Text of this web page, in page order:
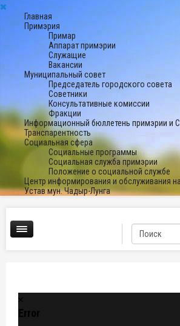
Главная
Примэрия
Примар
Аппарат примэрии
Служащие
Вакансии
Муниципальный совет
Председатель городского совета
Советники
Консультативные комиссии
Фракции
Информационный бюллетень примэрии и
Транспарентность
Социальная сфера
Социальные программы
Социальная служба примэрии
Положение о социальной службе
Центр информирования и обслуживания
Устав мун. Чадыр-Лунга
Error